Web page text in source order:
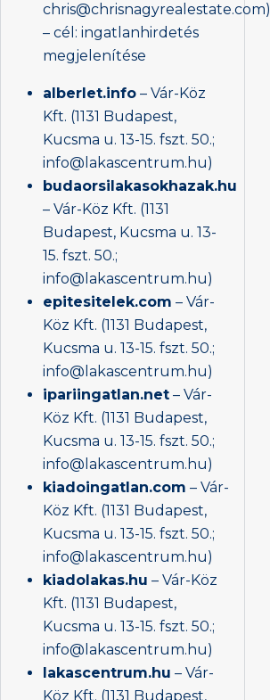
chris@chrisnagyrealestate.com)
– cél: ingatlanhirdetés
megjelenítése
alberlet.info – Vár-Köz
Kft. (1131 Budapest,
Kucsma u. 13-15. fszt. 50.;
info@lakascentrum.hu)
budaorsilakasokhazak.hu
– Vár-Köz Kft. (1131
Budapest, Kucsma u. 13-
15. fszt. 50.;
info@lakascentrum.hu)
epitesitelek.com – Vár-
Köz Kft. (1131 Budapest,
Kucsma u. 13-15. fszt. 50.;
info@lakascentrum.hu)
ipariingatlan.net – Vár-
Köz Kft. (1131 Budapest,
Kucsma u. 13-15. fszt. 50.;
info@lakascentrum.hu)
kiadoingatlan.com – Vár-
Köz Kft. (1131 Budapest,
Kucsma u. 13-15. fszt. 50.;
info@lakascentrum.hu)
kiadolakas.hu – Vár-Köz
Kft. (1131 Budapest,
Kucsma u. 13-15. fszt. 50.;
info@lakascentrum.hu)
lakascentrum.hu – Vár-
Köz Kft. (1131 Budapest,